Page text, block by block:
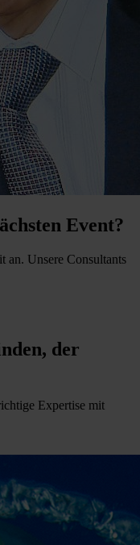
Event?
an. Unsere Consultants
der
Expertise mit